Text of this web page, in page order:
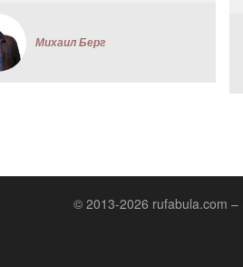
Михаил Берг
© 2013-2026 rufabula.com –